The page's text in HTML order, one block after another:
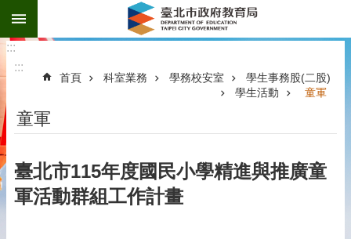
跳到主要內容區塊
:::
:::
首頁 科室業務 學務校安室
學生事務股(二股)
學生活動
童軍
童軍
臺北市115年度國民小學精進與推廣童
軍活動群組工作計畫